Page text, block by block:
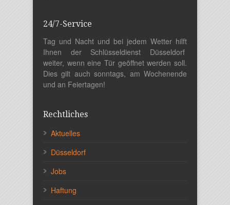
24/7-Service
Tag und Nacht und bei jedem Wetter hilft
Ihnen der Schlüsseldienst Düsseldorf
weiter, wenn eine Tür geöffnet werden soll.
Dies gilt auch sonntags, am Wochenende
und an Feiertagen!
Rechtliches
Aktuelles
Düsseldorf
Jobs
Haftung